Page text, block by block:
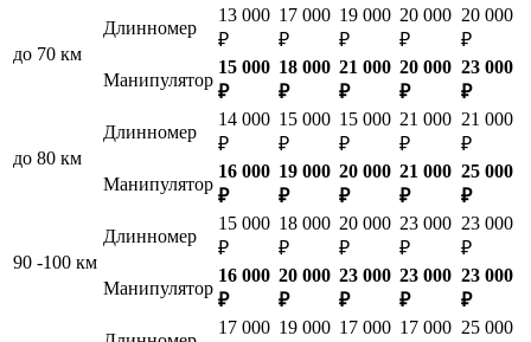
до 70 км
Длинномер
13 000
₽
17 000
₽
19 000
₽
20 000
₽
20 000
₽
Манипулятор
15 000
₽
18 000
₽
21 000
₽
20 000
₽
23 000
₽
до 80 км
Длинномер
14 000
₽
15 000
₽
15 000
₽
21 000
₽
21 000
₽
Манипулятор
16 000
₽
19 000
₽
20 000
₽
21 000
₽
25 000
₽
90 -100 км
Длинномер
15 000
₽
18 000
₽
20 000
₽
23 000
₽
23 000
₽
Манипулятор
16 000
₽
20 000
₽
23 000
₽
23 000
₽
23 000
₽
17 000 19 000 17 000 17 000 25 000